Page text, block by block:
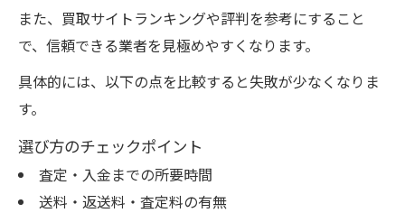
また、買取サイトランキングや評判を参考にすること
で、信頼できる業者を見極めやすくなります。
具体的には、以下の点を比較すると失敗が少なくなりま
す。
選び方のチェックポイント
査定・入金までの所要時間
送料・返送料・査定料の有無